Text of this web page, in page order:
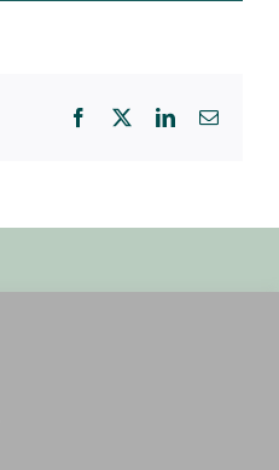
Facebook LinkedInEmail